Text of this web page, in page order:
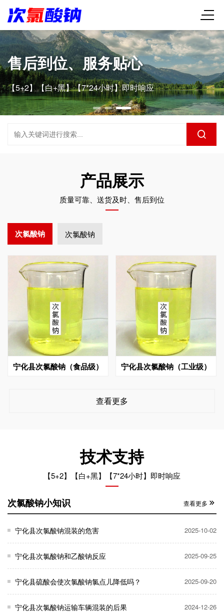
【次氯酸钠】源头直供
专业经验，值得信赖
产品展示
质量可靠、送货及时、售后到位
次氯酸钠 次氯酸钠
宁化县次氯酸钠（食品级） 宁化县次氯酸钠（工业级）
查看更多
技术支持
【5+2】【白+黑】【7*24小时】即时响应
次氯酸钠小知识 查看更多
宁化县次氯酸钠混装的危害 2025-10-02
宁化县次氯酸钠和乙酸钠反应 2025-09-25
宁化县硫酸会使次氯酸钠氯点儿降低吗？ 2025-09-20
宁化县次氯酸钠运输车辆混装的后果 2024-12-26